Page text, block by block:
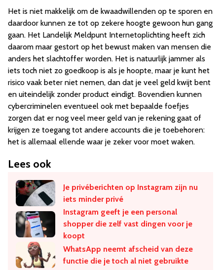
Het is niet makkelijk om de kwaadwillenden op te sporen en
daardoor kunnen ze tot op zekere hoogte gewoon hun gang
gaan. Het Landelijk Meldpunt Internetoplichting heeft zich
daarom maar gestort op het bewust maken van mensen die
anders het slachtoffer worden. Het is natuurlijk jammer als
iets toch niet zo goedkoop is als je hoopte, maar je kunt het
risico vaak beter niet nemen, dan dat je veel geld kwijt bent
en uiteindelijk zonder product eindigt. Bovendien kunnen
cybercriminelen eventueel ook met bepaalde foefjes
zorgen dat er nog veel meer geld van je rekening gaat of
krijgen ze toegang tot andere accounts die je toebehoren:
het is allemaal ellende waar je zeker voor moet waken.
Lees ook
Je privéberichten op Instagram zijn nu
iets minder privé
Instagram geeft je een personal
shopper die zelf vast dingen voor je
koopt
WhatsApp neemt afscheid van deze
functie die je toch al niet gebruikte